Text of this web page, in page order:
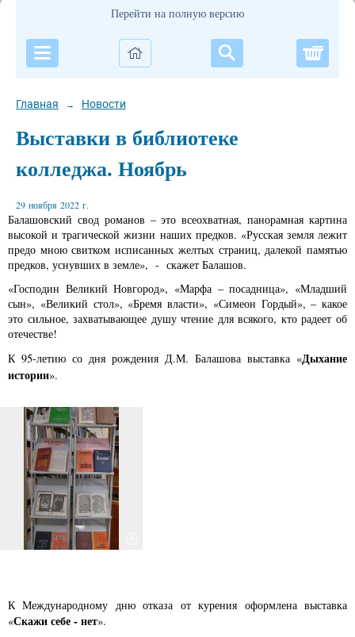
Перейти на полную версию
Главная → Новости
Выставки в библиотеке
колледжа. Ноябрь
29 ноября 2022 г.
Балашовский свод романов – это всеохватная, панорамная картина
высокой и трагической жизни наших предков. «Русская земля лежит
предо мною свитком исписанных желтых страниц, далекой памятью
предков, уснувших в земле», - скажет Балашов.
«Господин Великий Новгород», «Марфа – посадница», «Младший
сын», «Великий стол», «Бремя власти», «Симеон Гордый», – какое
это сильное, захватывающее душу чтение для всякого, кто радеет об
отечестве!
К 95-летию со дня рождения Д.М. Балашова выставка «Дыхание
истории».
К Международному дню отказа от курения оформлена выставка
«Скажи себе - нет».